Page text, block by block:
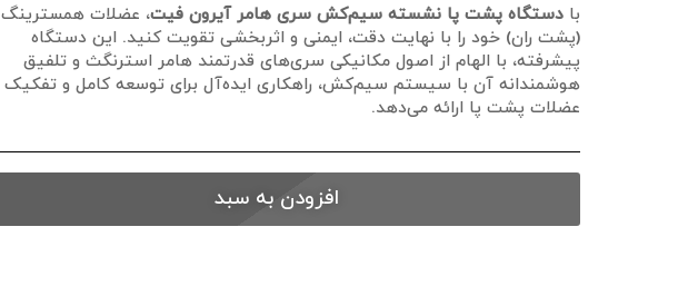
با دستگاه پشت پا نشسته سیم‌کش سری هامر آیرون فیت، عضلات همسترینگ
(پشت ران) خود را با نهایت دقت، ایمنی و اثربخشی تقویت کنید. این دستگاه
پیشرفته، با الهام از اصول مکانیکی سری‌های قدرتمند هامر استرنگث و تلفیق
هوشمندانه آن با سیستم سیم‌کش، راهکاری ایده‌آل برای توسعه کامل و تفکیک
عضلات پشت پا ارائه می‌دهد.
افزودن به سبد